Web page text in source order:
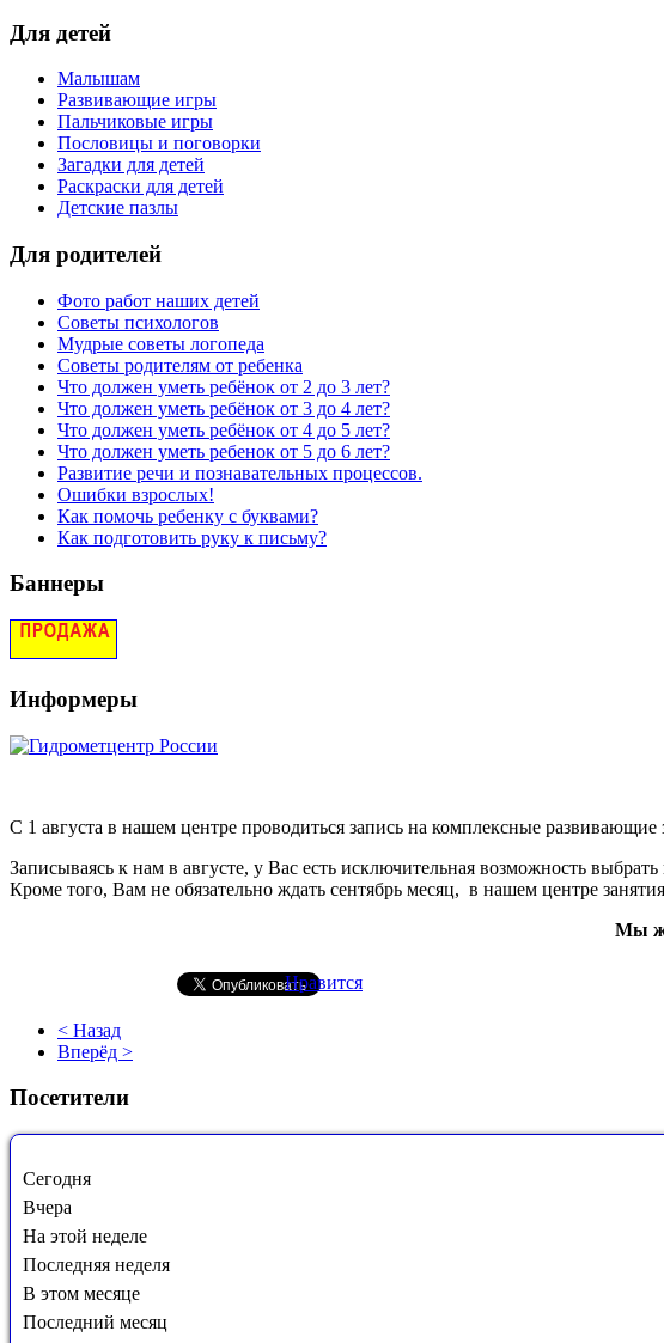
Для детей
Малышам
Развивающие игры
Пальчиковые игры
Пословицы и поговорки
Загадки для детей
Раскраски для детей
Детские пазлы
Для родителей
Фото работ наших детей
Советы психологов
Мудрые советы логопеда
Советы родителям от ребенка
Что должен уметь ребёнок от 2 до 3 лет?
Что должен уметь ребёнок от 3 до 4 лет?
Что должен уметь ребёнок от 4 до 5 лет?
Что должен уметь ребенок от 5 до 6 лет?
Развитие речи и познавательных процессов.
Ошибки взрослых!
Как помочь ребенку с буквами?
Как подготовить руку к письму?
Баннеры
Информеры
С 1 августа в нашем центре проводиться запись на комплексные развивающие
Записываясь к нам в августе, у Вас есть исключительная возможность
Кроме того, Вам не обязательно ждать сентябрь месяц, в нашем центре занятия
Мы
Нравится
< Назад
Вперёд >
Посетители
Сегодня
Вчера
На этой неделе
Последняя неделя
В этом месяце
Последний месяц